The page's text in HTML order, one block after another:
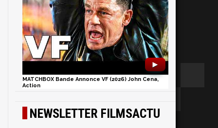
►
MATCHBOX Bande Annonce VF (2026) John Cena,
Action
NEWSLETTER FILMSACTU